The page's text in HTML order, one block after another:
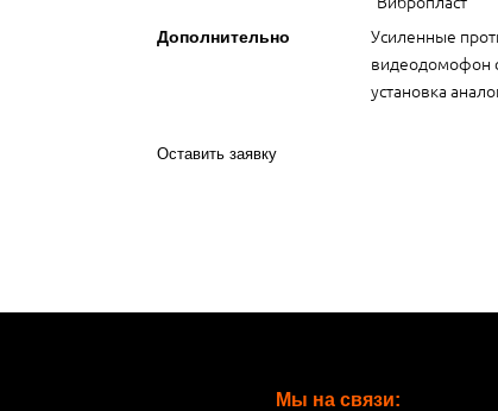
Дополнительно
Усиленные
видеодомофон
установка
Оставить заявку
Мы на связи: